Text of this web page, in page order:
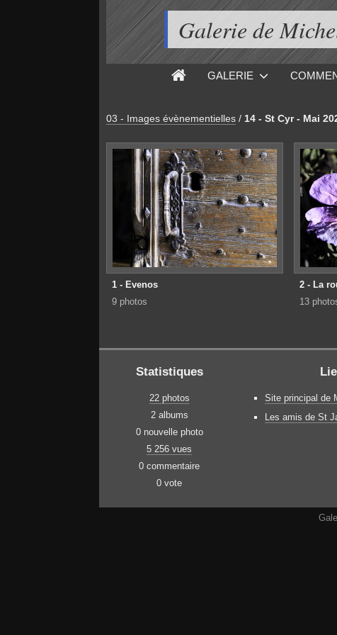
Galerie de
GALERIE
03 - Images évènementielles / 14 - St Cyr - Mai
1 - Evenos
9 photos
2 - La
13
Statistiques
22 photos
2 albums
0 nouvelle photo
5 256 vues
0 commentaire
0 vote
Site principal de
Les amis de St